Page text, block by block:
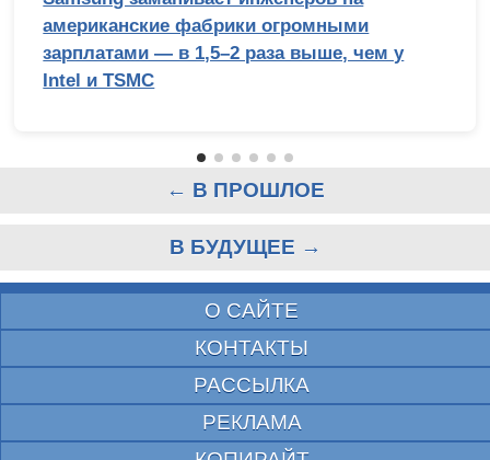
американские фабрики огромными
зарплатами — в 1,5–2 раза выше, чем у
Intel и TSMC
← В ПРОШЛОЕ
В БУДУЩЕЕ →
О САЙТЕ
КОНТАКТЫ
РАССЫЛКА
РЕКЛАМА